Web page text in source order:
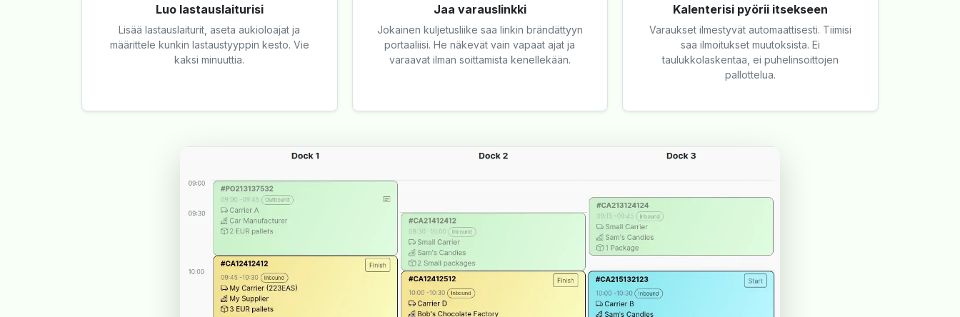
Luo lastauslaiturisi
Lisää lastauslaiturit, aseta aukioloajat ja
määrittele kunkin lastaustyyppin kesto. Vie
kaksi minuuttia.
Jaa varauslinkki
Jokainen kuljetusliike saa linkin brändättyyn
portaaliisi. He näkevät vain vapaat ajat ja
varaavat ilman soittamista kenellekään.
Kalenterisi pyörii itsekseen
Varaukset ilmestyvät automaattisesti. Tiimisi
saa ilmoitukset muutoksista. Ei
taulukkolaskentaa, ei puhelinsoittojen
pallottelua.